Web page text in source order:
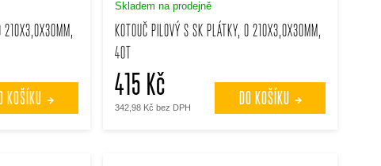
210X3,0X30MM,
KOŠÍKU
KOTOUČ PILOVÝ S SK PLÁTKY, O 210X3,0X30MM,
40T
Skladem na prodejně
342,98 Kč bez DPH
415 Kč DO KOŠÍKU